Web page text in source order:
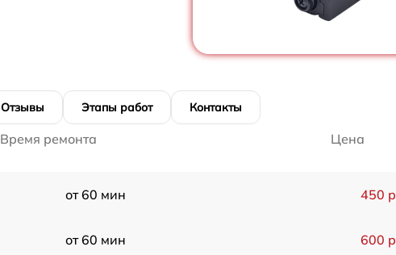
Отзывы Этапы работ Контакты
Время ремонта Цена
от 60 мин 450 р
от 60 мин 600 р